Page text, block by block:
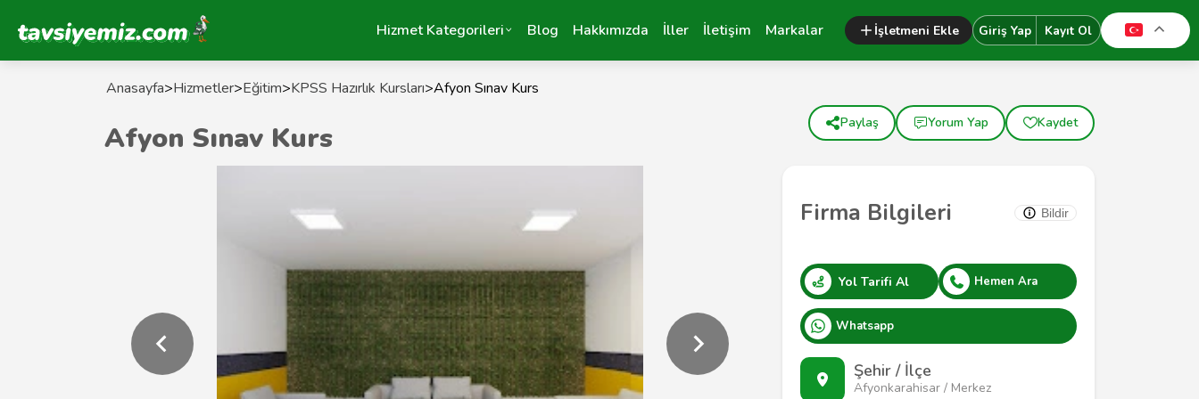
Tavsiyemiz Anasayfa Hizmet Kategorileri Blog Hakkımızda İller İletişim Markalar İşletmeni Ekle Giriş Yap Kayıt Ol
Anasayfa>Hizmetler>Eğitim>KPSS Hazırlık Kursları>Afyon Sınav Kurs
Firma Bilgileri Bildir
Yol Tarifi Al Hemen Ara
Whatsapp
Şehir / İlçe
Afyonkarahisar / Merkez
Afyon Sınav Kurs Paylaş Yorum Yap Kaydet